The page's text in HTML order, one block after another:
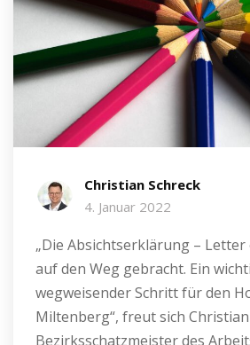
Christian Schreck
4. Januar 2022
„Die Absichtserklärung –
auf den Weg gebracht. Ein
wegweisender Schritt für den
Miltenberg“, freut sich Christian
Bezirksschatzmeister des